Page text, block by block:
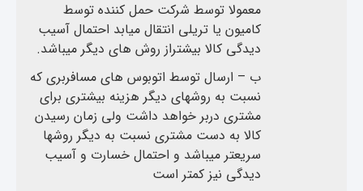
معمولا توسط شرکت حمل کننده توسط
کامیون یا تریلی انتقال میابد احتمال آسیب
دیدگی کالا بیشتراز روش های دیگر میباشد.
ب – ارسال توسط اتوبوس های مسافربری که
نسبت به روشهای دیگر هزینه بیشتری برای
مشتری دربر خواهد داشت ولی زمان رسیدن
کالا به دست مشتری نسبت به دیگر روشها
سریعتر میباشد و احتمال خسارت و آسیب
دیدگی نیز کمتر است